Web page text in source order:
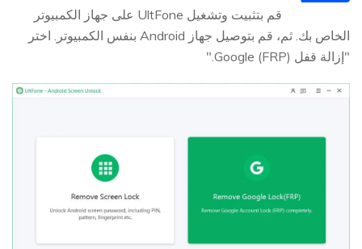
قم بتثبيت وتشغيل UltFone على جهاز الكمبيوتر
الخاص بك. ثم، قم بتوصيل جهاز Android بنفس الكمبيوتر. اختر
"إزالة قفل Google (FRP)."